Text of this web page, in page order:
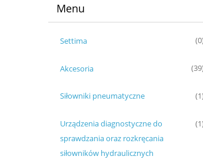
Menu
Settima
Akcesoria
Siłowniki pneumatyczne
Urządzenia diagnostyczne do
sprawdzania oraz rozkręcania
siłowników hydraulicznych